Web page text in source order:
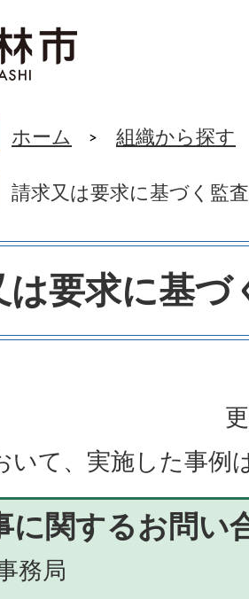
ホーム 組織から探す
請求又は要求に基づく監査
は要求に基づ
いて、実施した事例
に関するお問い
務局